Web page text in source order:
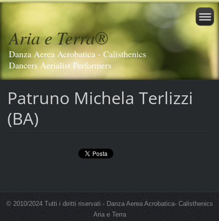
Aria e Terra®️
Danza Aerea Acrobatica - Calisthenics
Dancers Aerialist Performers
Patruno Michela Terlizzi
(BA)
© 2010/2024 Tutti i diritti riservati - Danza Aerea Acrobatica- Calisthenics
Aria e Terra